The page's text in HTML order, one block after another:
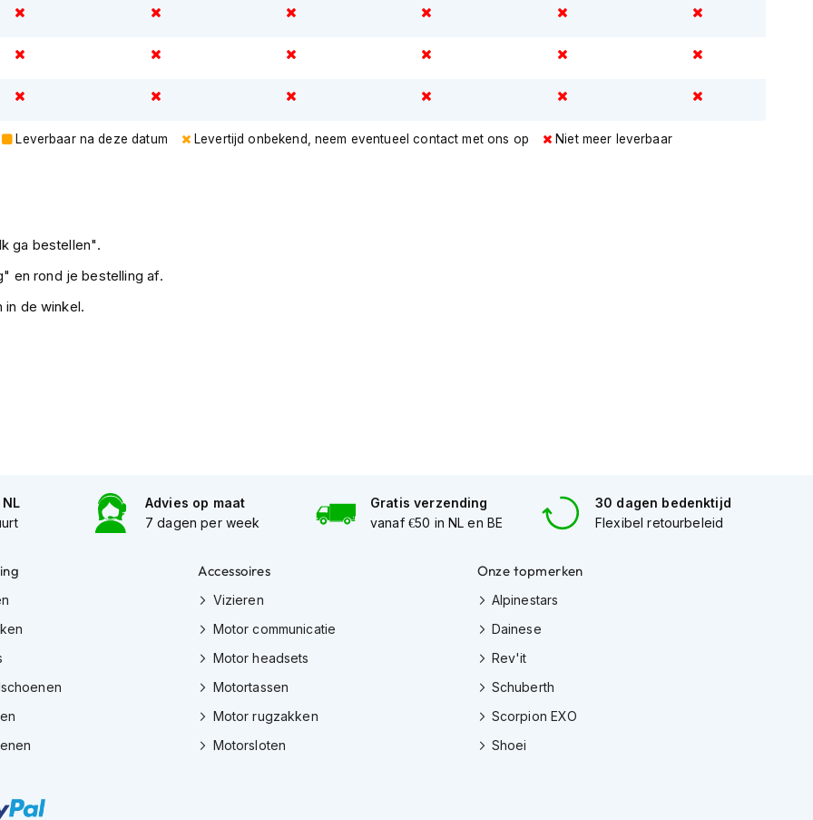
Leverbaar na deze datum Levertijd onbekend, neem eventueel contact met ons op Niet meer leverbaar
ga bestellen".
en rond je bestelling af.
in de winkel.
Advies op maat
7 dagen per week
Gratis verzending
vanaf €50 in NL en BE
30 dagen bedenktijd
Flexibel retourbeleid
Accessoires
Vizieren
Motor communicatie
Motor headsets
Motortassen
Motor rugzakken
Motorsloten
Onze topmerken
Alpinestars
Dainese
Rev'it
Schuberth
Scorpion EXO
Shoei